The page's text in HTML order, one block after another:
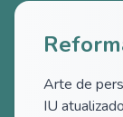
Arte de
IU